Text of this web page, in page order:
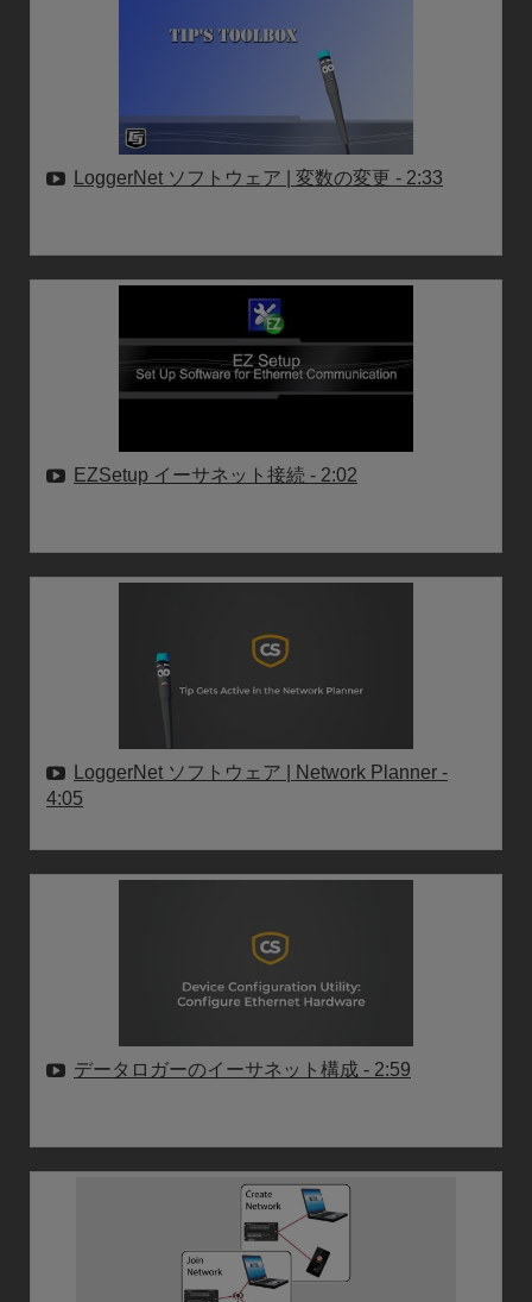
LoggerNet ソフトウェア | 変数の変更 - 2:33
EZSetup イーサネット接続 - 2:02
LoggerNet ソフトウェア | Network Planner -
4:05
データロガーのイーサネット構成 - 2:59